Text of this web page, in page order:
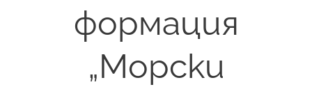
формация
„Морски